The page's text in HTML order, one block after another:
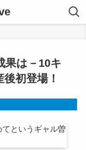
果は－10キ
初登場！